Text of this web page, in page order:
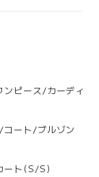
ンピース/カーディ
コート/ブルゾン
ート(S/S)